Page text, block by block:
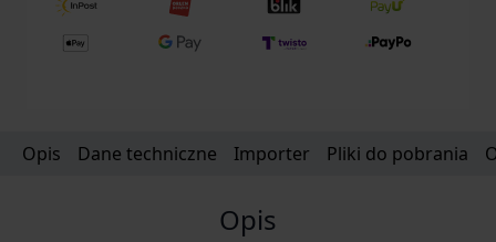
Opis Dane techniczne Importer Pliki do pobrania
Opis